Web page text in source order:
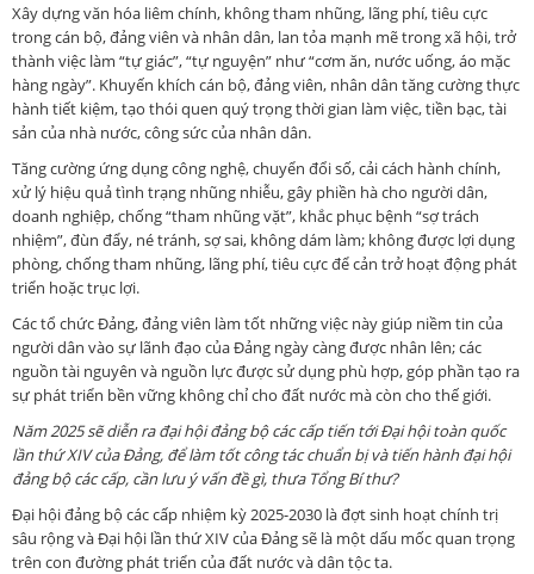
Xây dựng văn hóa liêm chính, không tham nhũng, lãng phí, tiêu cực
trong cán bộ, đảng viên và nhân dân, lan tỏa mạnh mẽ trong xã hội, trở
thành việc làm “tự giác”, “tự nguyện” như “cơm ăn, nước uống, áo mặc
hàng ngày”. Khuyến khích cán bộ, đảng viên, nhân dân tăng cường thực
hành tiết kiệm, tạo thói quen quý trọng thời gian làm việc, tiền bạc, tài
sản của nhà nước, công sức của nhân dân.
Tăng cường ứng dụng công nghệ, chuyển đổi số, cải cách hành chính,
xử lý hiệu quả tình trạng nhũng nhiễu, gây phiền hà cho người dân,
doanh nghiệp, chống “tham nhũng vặt”, khắc phục bệnh “sợ trách
nhiệm”, đùn đẩy, né tránh, sợ sai, không dám làm; không được lợi dụng
phòng, chống tham nhũng, lãng phí, tiêu cực để cản trở hoạt động phát
triển hoặc trục lợi.
Các tổ chức Đảng, đảng viên làm tốt những việc này giúp niềm tin của
người dân vào sự lãnh đạo của Đảng ngày càng được nhân lên; các
nguồn tài nguyên và nguồn lực được sử dụng phù hợp, góp phần tạo ra
sự phát triển bền vững không chỉ cho đất nước mà còn cho thế giới.
Năm 2025 sẽ diễn ra đại hội đảng bộ các cấp tiến tới Đại hội toàn quốc
lần thứ XIV của Đảng, để làm tốt công tác chuẩn bị và tiến hành đại hội
đảng bộ các cấp, cần lưu ý vấn đề gì, thưa Tổng Bí thư?
Đại hội đảng bộ các cấp nhiệm kỳ 2025-2030 là đợt sinh hoạt chính trị
sâu rộng và Đại hội lần thứ XIV của Đảng sẽ là một dấu mốc quan trọng
trên con đường phát triển của đất nước và dân tộc ta.